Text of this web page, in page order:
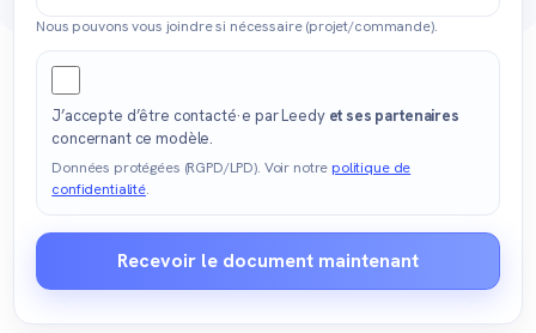
Nous pouvons vous joindre si nécessaire (projet/commande).
J’accepte d’être contacté·e par Leedy et ses partenaires
concernant ce modèle.
Données protégées (RGPD/LPD). Voir notre politique de
confidentialité.
Recevoir le document maintenant